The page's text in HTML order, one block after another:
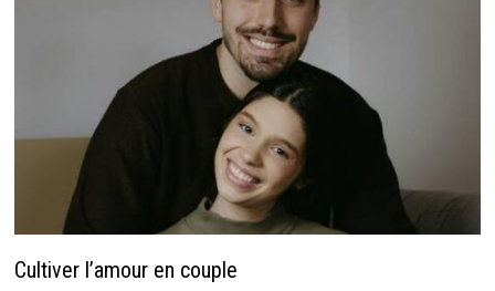
Cultiver l’amour en couple